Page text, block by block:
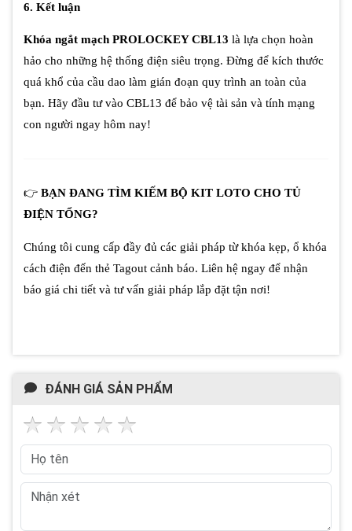
6. Kết luận
Khóa ngắt mạch PROLOCKEY CBL13 là lựa chọn hoàn
hảo cho những hệ thống điện siêu trọng. Đừng để kích thước
quá khổ của cầu dao làm gián đoạn quy trình an toàn của
bạn. Hãy đầu tư vào CBL13 để bảo vệ tài sản và tính mạng
con người ngay hôm nay!
👉 BẠN ĐANG TÌM KIẾM BỘ KIT LOTO CHO TỦ
ĐIỆN TỔNG?
Chúng tôi cung cấp đầy đủ các giải pháp từ khóa kẹp, ổ khóa
cách điện đến thẻ Tagout cảnh báo. Liên hệ ngay để nhận
báo giá chi tiết và tư vấn giải pháp lắp đặt tận nơi!
ĐÁNH GIÁ SẢN PHẨM